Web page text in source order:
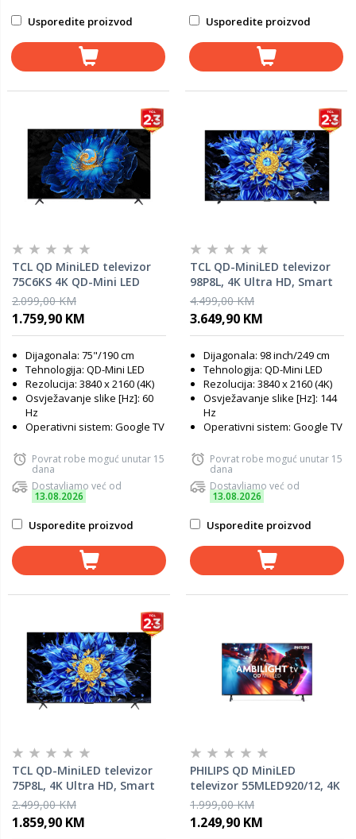
Usporedite proizvod Usporedite proizvod
TCL QD MiniLED televizor
75C6KS 4K QD-Mini LED
televizor, 4K Ultra HD,
Smart TV, Google TV, AiPQ
procesor, ONKYO 2.1 Hi-Fi
tanki dizajn
2.099,00 KM
1.759,90 KM
Dijagonala: 75"/190 cm
Tehnologija: QD-Mini LED
Rezolucija: 3840 x 2160 (4K)
Osvježavanje slike [Hz]: 60
Hz
Operativni sistem: Google TV
Povrat robe moguć unutar 15
dana
Dostavljamo već od
13.08.2026
Usporedite proizvod
TCL QD-MiniLED televizor
98P8L, 4K Ultra HD, Smart
TV, Google TV, 144 Hz
(288Hz FHD), ONKYO 2.1 Hi-
Fi sistem, AiPQ procesor,
4.499,00 KM
3.649,90 KM
Dijagonala: 98 inch/249 cm
Tehnologija: QD-Mini LED
Rezolucija: 3840 x 2160 (4K)
Osvježavanje slike [Hz]: 144
Hz
Operativni sistem: Google TV
Povrat robe moguć unutar 15
dana
Dostavljamo već od
13.08.2026
Usporedite proizvod
TCL QD-MiniLED televizor
75P8L, 4K Ultra HD, Smart
TV, Google TV, 144 Hz
(288Hz FHD), ONKYO 2.1 Hi-
Fi sistem, AiPQ procesor,
2.499,00 KM
1.859,90 KM
PHILIPS QD MiniLED
televizor 55MLED920/12, 4K
Ultra HD, Titan OS, Smart
TV, Ambilight, 144 Hz VRR,
P5 Perfect Picture Engine,
1.999,00 KM
1.249,90 KM